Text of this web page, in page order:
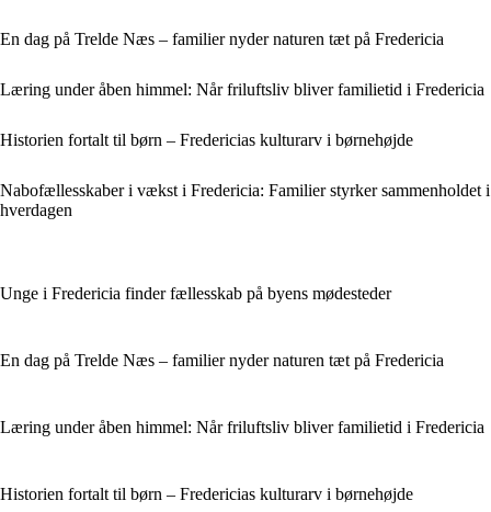
En dag på Trelde Næs – familier nyder naturen tæt på Fredericia
Læring under åben himmel: Når friluftsliv bliver familietid i Fredericia
Historien fortalt til børn – Fredericias kulturarv i børnehøjde
Nabofællesskaber i vækst i Fredericia: Familier styrker sammenholdet i
hverdagen
Unge i Fredericia finder fællesskab på byens mødesteder
En dag på Trelde Næs – familier nyder naturen tæt på Fredericia
Læring under åben himmel: Når friluftsliv bliver familietid i Fredericia
Historien fortalt til børn – Fredericias kulturarv i børnehøjde